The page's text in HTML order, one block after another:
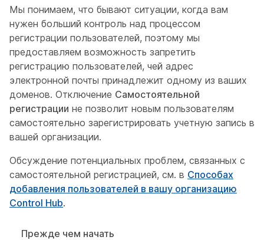
Мы понимаем, что бывают ситуации, когда вам
нужен больший контроль над процессом
регистрации пользователей, поэтому мы
предоставляем возможность запретить
регистрацию пользователей, чей адрес
электронной почты принадлежит одному из ваших
доменов. Отключение Самостоятельной
регистрации не позволит новым пользователям
самостоятельно зарегистрировать учетную запись в
вашей организации.
Обсуждение потенциальных проблем, связанных с
самостоятельной регистрацией, см. в Способах
добавления пользователей в вашу организацию
Control Hub.
Прежде чем начать